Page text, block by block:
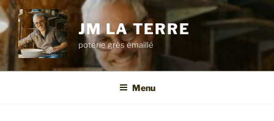
Aller
au
contenu
principal
JM LA TERRE
poterie grès émaillé
Menu